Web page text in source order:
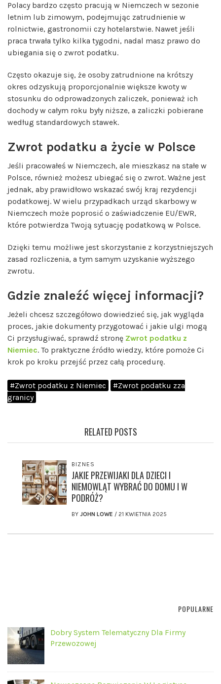
Polacy bardzo często pracują w Niemczech w sezonie
letnim lub zimowym, podejmując zatrudnienie w
rolnictwie, gastronomii czy hotelarstwie. Nawet jeśli
praca trwała tylko kilka tygodni, nadal masz prawo do
ubiegania się o zwrot podatku.
Często okazuje się, że osoby zatrudnione na krótszy
okres odzyskują proporcjonalnie większe kwoty w
stosunku do odprowadzonych zaliczek, ponieważ ich
dochody w całym roku były niższe, a zaliczki pobierane
według standardowych stawek.
Zwrot podatku a życie w Polsce
Jeśli pracowałeś w Niemczech, ale mieszkasz na stałe w
Polsce, również możesz ubiegać się o zwrot. Ważne jest
jednak, aby prawidłowo wskazać swój kraj rezydencji
podatkowej. W wielu przypadkach urząd skarbowy w
Niemczech może poprosić o zaświadczenie EU/EWR,
które potwierdza Twoją sytuację podatkową w Polsce.
Dzięki temu możliwe jest skorzystanie z korzystniejszych
zasad rozliczenia, a tym samym uzyskanie wyższego
zwrotu.
Gdzie znaleźć więcej informacji?
Jeżeli chcesz szczegółowo dowiedzieć się, jak wygląda
proces, jakie dokumenty przygotować i jakie ulgi mogą
Ci przysługiwać, sprawdź stronę Zwrot podatku z
Niemiec. To praktyczne źródło wiedzy, które pomoże Ci
krok po kroku przejść przez całą procedurę.
#Zwrot podatku z Niemiec
#Zwrot podatku zza
granicy
RELATED POSTS
BIZNES
JAKIE PRZEWIJAKI DLA DZIECI I
NIEMOWLĄT WYBRAĆ DO DOMU I W
PODRÓŻ?
BY JOHN LOWE / 21 KWIETNIA 2025
POPULARNE
Dobry System Telematyczny Dla Firmy
Przewozowej